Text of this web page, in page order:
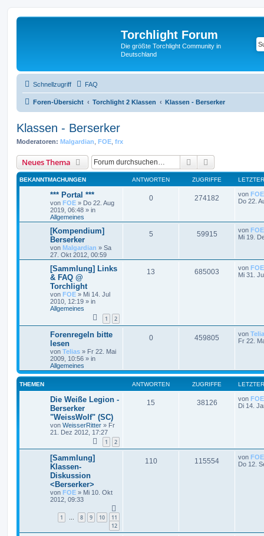
Torchlight Forum
Die größte Torchlight Community in
Deutschland
Schnellzugriff FAQ
Foren-Übersicht Torchlight 2 Klassen Klassen - Berserker
Klassen - Berserker
Moderatoren: Malgardian FOE frx
Neues Thema Suche
BEKANNTMACHUNGEN ANTWORTEN ZUGRIFFE
*** Portal ***
von FOE » Do 22. Aug
2019, 06:48 » in
Allgemeines
0 274182 von FOE
Do 22.
[Kompendium]
Berserker
von Malgardian » Sa
27. Okt 2012, 00:59
5 59915 von FOE
Mi 19.
[Sammlung] Links
& FAQ @
Torchlight
von FOE » Mi 14. Jul
2010, 12:19 » in
Allgemeines
1 2
13 685003 von FOE
Mi 31.
Forenregeln bitte
lesen
von Telias » Fr 22. Mai
2009, 10:56 » in
Allgemeines
0 459805 von
Fr 22.
THEMEN ANTWORTEN ZUGRIFFE
Die Weiße Legion -
Berserker
"WeissWolf" (SC)
von WeisserRitter » Fr
21. Dez 2012, 17:27
1 2
15 38126 von FOE
Di 14.
[Sammlung]
Klassen-
Diskussion
<Berserker>
von FOE » Mi 10. Okt
2012, 09:33
1 … 8 9 10
11
12
110 115554 von FOE
Do 12.